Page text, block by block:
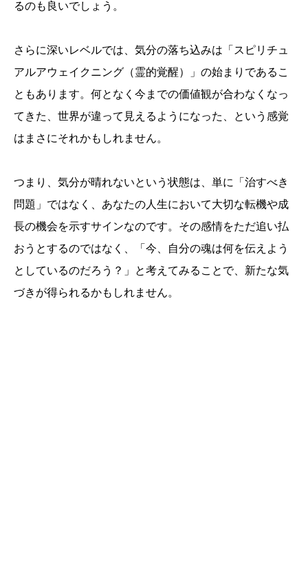
るのも良いでしょう。
さらに深いレベルでは、気分の落ち込みは「スピリチュ
アルアウェイクニング（霊的覚醒）」の始まりであるこ
ともあります。何となく今までの価値観が合わなくなっ
てきた、世界が違って見えるようになった、という感覚
はまさにそれかもしれません。
つまり、気分が晴れないという状態は、単に「治すべき
問題」ではなく、あなたの人生において大切な転機や成
長の機会を示すサインなのです。その感情をただ追い払
おうとするのではなく、「今、自分の魂は何を伝えよう
としているのだろう？」と考えてみることで、新たな気
づきが得られるかもしれません。